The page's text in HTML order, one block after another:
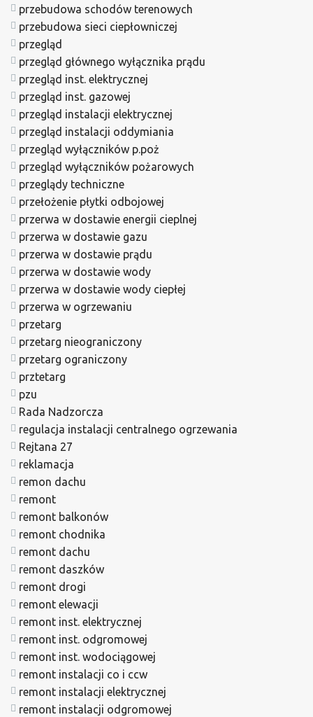
przebudowa schodów terenowych
przebudowa sieci ciepłowniczej
przegląd
przegląd głównego wyłącznika prądu
przegląd inst. elektrycznej
przegląd inst. gazowej
przegląd instalacji elektrycznej
przegląd instalacji oddymiania
przegląd wyłączników p.poż
przegląd wyłączników pożarowych
przeglądy techniczne
przełożenie płytki odbojowej
przerwa w dostawie energii cieplnej
przerwa w dostawie gazu
przerwa w dostawie prądu
przerwa w dostawie wody
przerwa w dostawie wody ciepłej
przerwa w ogrzewaniu
przetarg
przetarg nieograniczony
przetarg ograniczony
prztetarg
pzu
Rada Nadzorcza
regulacja instalacji centralnego ogrzewania
Rejtana 27
reklamacja
remon dachu
remont
remont balkonów
remont chodnika
remont dachu
remont daszków
remont drogi
remont elewacji
remont inst. elektrycznej
remont inst. odgromowej
remont inst. wodociągowej
remont instalacji co i ccw
remont instalacji elektrycznej
remont instalacji odgromowej